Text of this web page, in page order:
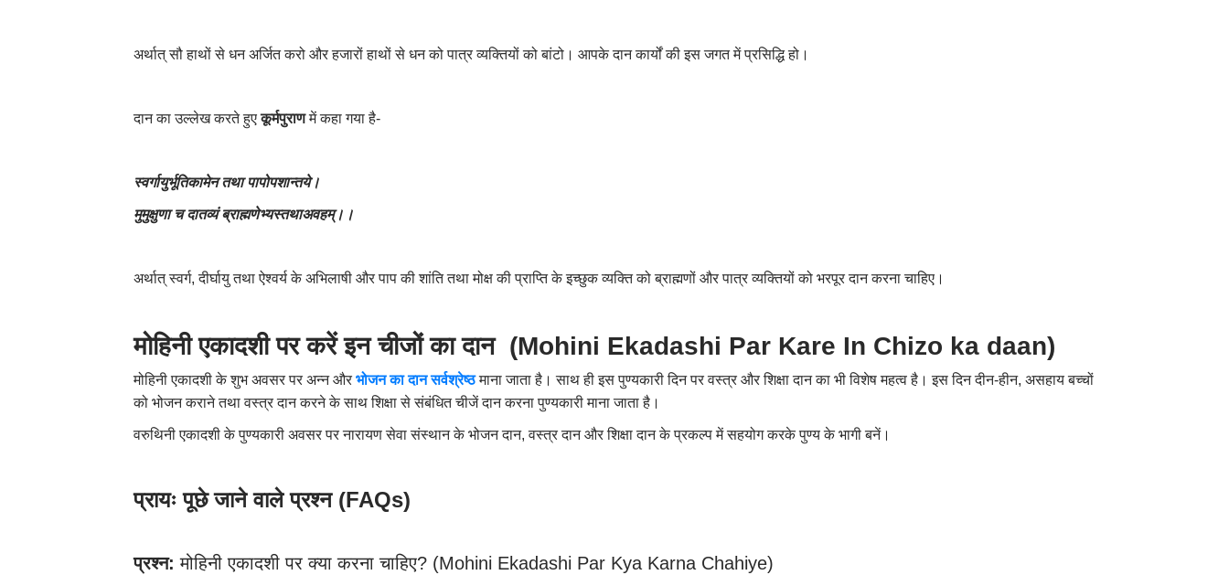
अर्थात् सौ हाथों से धन अर्जित करो और हजारों हाथों से धन को पात्र व्यक्तियों को बांटो। आपके दान कार्यों की इस जगत में प्रसिद्धि हो।
दान का उल्लेख करते हुएकूर्मपुराणमें कहा गया है-
स्वर्गायुर्भूतिकामेन तथा पापोपशान्तये।
मुमुक्षुणा च दातव्यं ब्राह्मणेभ्यस्तथाअवहम्।।
अर्थात् स्वर्ग,दीर्घायु तथा ऐश्वर्य के अभिलाषी और पाप की शांति तथा मोक्ष की प्राप्ति के इच्छुक व्यक्ति को ब्राह्मणों और पात्र व्यक्तियों को भरपूर दान करना चाहिए।
मोहिनी एकादशी पर करें इन चीजों का दान (Mohini Ekadashi Par Kare In Chizo ka daan)
मोहिनी एकादशी के शुभ अवसर पर अन्न औरभोजन का दान सर्वश्रेष्ठ माना जाता है। साथ ही इस पुण्यकारी दिन पर वस्त्र और शिक्षा दान का भी विशेष महत्व है। इस दिन दीन-हीन,असहाय बच्चों
को भोजन कराने तथा वस्त्र दान करने के साथ शिक्षा से संबंधित चीजें दान करना पुण्यकारी माना जाता है।
वरुथिनी एकादशी के पुण्यकारी अवसर पर नारायण सेवा संस्थान के भोजन दान,वस्त्र दान और शिक्षा दान के प्रकल्प में सहयोग करके पुण्य के भागी बनें।
प्रायः पूछे जाने वाले प्रश्न (FAQs)
प्रश्न: मोहिनी एकादशी पर क्या करना चाहिए? (Mohini Ekadashi Par Kya Karna Chahiye)